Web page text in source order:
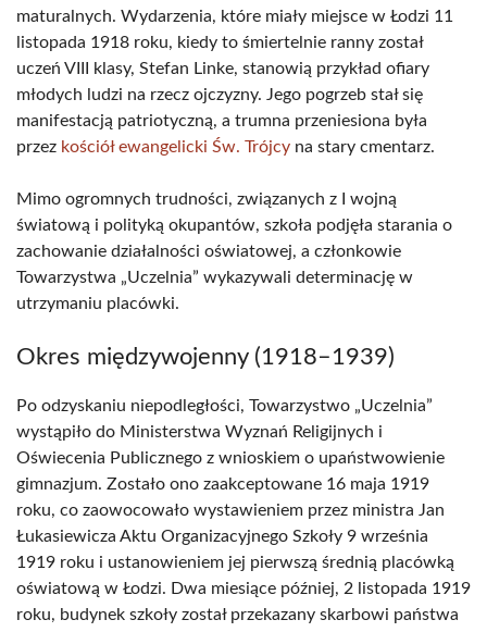
maturalnych. Wydarzenia, które miały miejsce w Łodzi 11
listopada 1918 roku, kiedy to śmiertelnie ranny został
uczeń VIII klasy, Stefan Linke, stanowią przykład ofiary
młodych ludzi na rzecz ojczyzny. Jego pogrzeb stał się
manifestacją patriotyczną, a trumna przeniesiona była
przez kościół ewangelicki Św. Trójcy na stary cmentarz.
Mimo ogromnych trudności, związanych z I wojną
światową i polityką okupantów, szkoła podjęła starania o
zachowanie działalności oświatowej, a członkowie
Towarzystwa „Uczelnia” wykazywali determinację w
utrzymaniu placówki.
Okres międzywojenny (1918–1939)
Po odzyskaniu niepodległości, Towarzystwo „Uczelnia”
wystąpiło do Ministerstwa Wyznań Religijnych i
Oświecenia Publicznego z wnioskiem o upaństwowienie
gimnazjum. Zostało ono zaakceptowane 16 maja 1919
roku, co zaowocowało wystawieniem przez ministra Jan
Łukasiewicza Aktu Organizacyjnego Szkoły 9 września
1919 roku i ustanowieniem jej pierwszą średnią placówką
oświatową w Łodzi. Dwa miesiące później, 2 listopada 1919
roku, budynek szkoły został przekazany skarbowi państwa